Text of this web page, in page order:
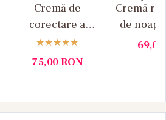
Cremă de
corectare a
rozaceei, verde, 30
ml Medity+
75,00RON
Cremă
de
pielea69,00